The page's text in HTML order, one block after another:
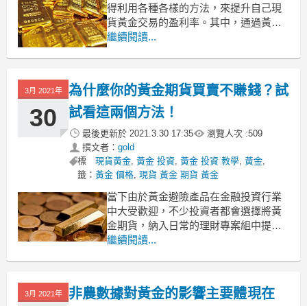
得利用各種各樣的方法，來提升自己現
貨黃金交易的盈利率。其中，通過黃金
美元關係提高盈利率，是大部分現貨黃
法呢？今天我們來瞭解一下。
如何通過黃金美元關係提高盈利率
大部分的投資者都懂得利用
繼續閱讀...
3月 2021年
30
為什麼你的黃金期貨買賣不賺錢？試
試看這兩個方法！
最後更新於 2021.3.30 17:35 瀏覽人次 :509
撰文者： gold
標
籤：
現貨黃金,黃金 投資,黃金 投資 教學,黃金,
黃金 價格,現貨 黃金 期貨 黃金
當下由於黃金避險產品在金融投資行業
中大受歡迎，不少投資者都會選擇將黃
金期貨，納入日常的理財專案組中提高
收益。可是部分朋友會發現，同樣是炒
看看這兩個方法：
1、關注美國經濟數據
繼續閱讀...
3月 2021年
非農數據對黃金的影響主要體現在